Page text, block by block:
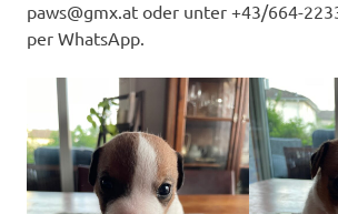
paws@gmx.at oder unter +43/664-
per WhatsApp.